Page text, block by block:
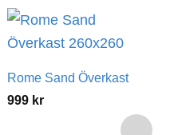
Rome Sand Överkast
999 kr